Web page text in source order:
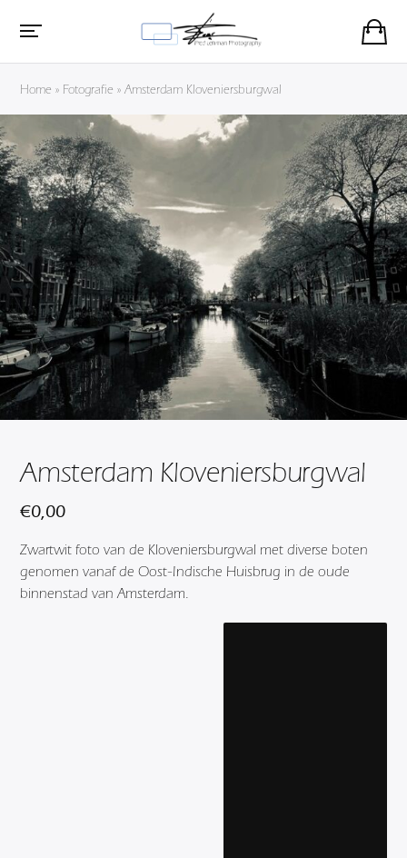
Home » Fotografie »Amsterdam Kloveniersburgwal
Amsterdam Kloveniersburgwal
€0,00
Zwartwit foto van de Kloveniersburgwal met diverse boten
genomen vanaf de Oost-Indische Huisbrug in de oude
binnenstad van Amsterdam.